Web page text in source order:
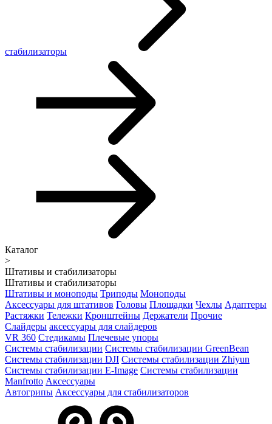
стабилизаторы
Каталог
>
Штативы и стабилизаторы
Штативы и стабилизаторы
Штативы и моноподы Триподы Моноподы
Аксессуары для штативов Головы Площадки Чехлы Адаптеры
Растяжки Тележки Кронштейны Держатели Прочие
Слайдеры аксессуары для слайдеров
VR 360 Стедикамы Плечевые упоры
Системы стабилизации Системы стабилизации GreenBean
Системы стабилизации DJI Системы стабилизации Zhiyun
Системы стабилизации E-Image Системы стабилизации
Manfrotto Аксессуары
Автогрипы Аксессуары для стабилизаторов